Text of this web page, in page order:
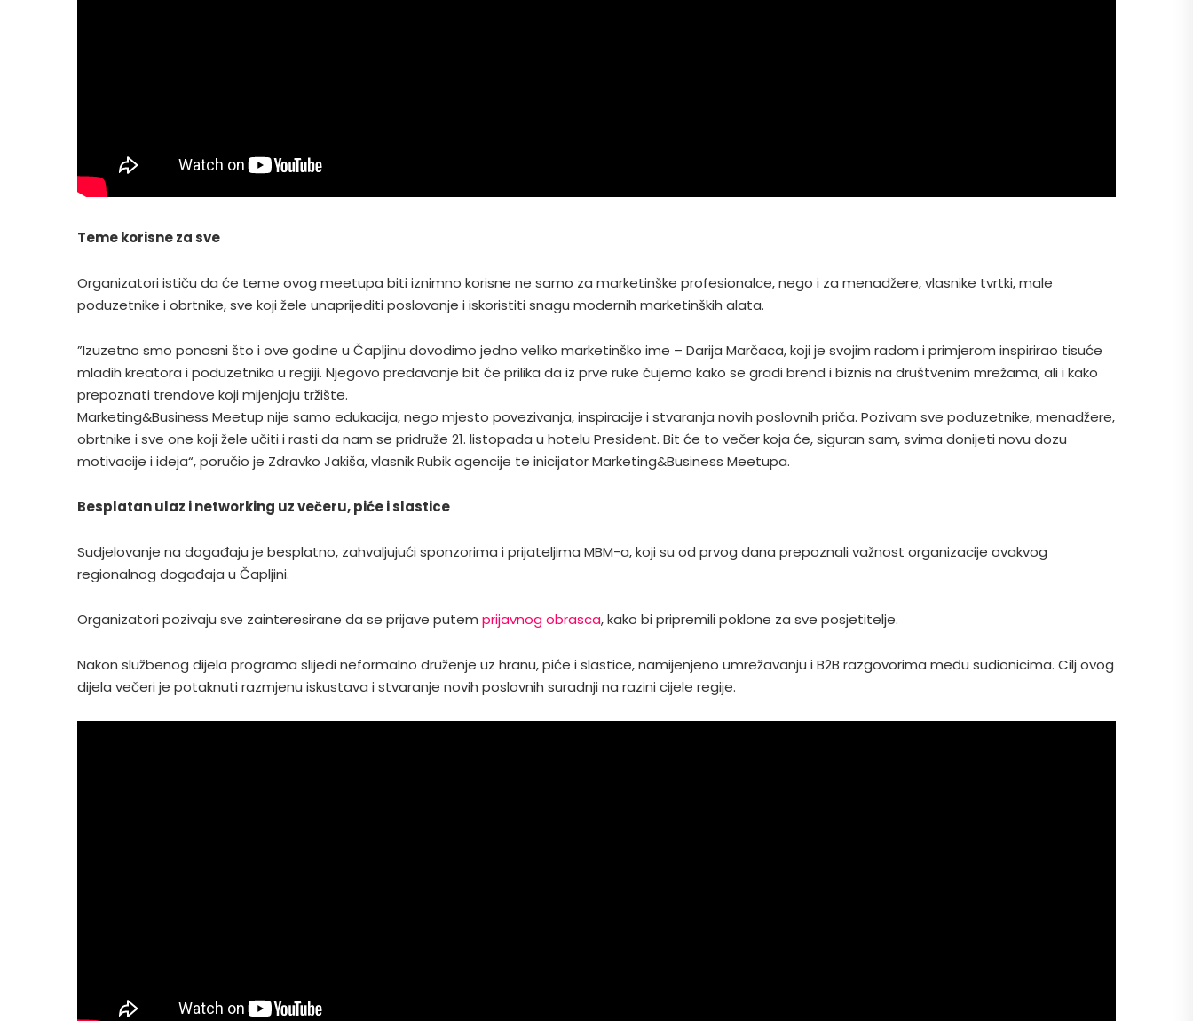
Teme korisne za sve
Organizatori ističu da će teme ovog meetupa biti iznimno korisne ne samo za marketinške profesionalce, nego i za menadžere, vlasnike tvrtki, male
poduzetnike i obrtnike, sve koji žele unaprijediti poslovanje i iskoristiti snagu modernih marketinških alata.
”Izuzetno smo ponosni što i ove godine u Čapljinu dovodimo jedno veliko marketinško ime – Darija Marčaca, koji je svojim radom i primjerom inspirirao tisuće
mladih kreatora i poduzetnika u regiji. Njegovo predavanje bit će prilika da iz prve ruke čujemo kako se gradi brend i biznis na društvenim mrežama, ali i kako
prepoznati trendove koji mijenjaju tržište.
Marketing&Business Meetup nije samo edukacija, nego mjesto povezivanja, inspiracije i stvaranja novih poslovnih priča. Pozivam sve poduzetnike, menadžere,
obrtnike i sve one koji žele učiti i rasti da nam se pridruže 21. listopada u hotelu President. Bit će to večer koja će, siguran sam, svima donijeti novu dozu
motivacije i ideja“, poručio je Zdravko Jakiša, vlasnik Rubik agencije te inicijator Marketing&Business Meetupa.
Besplatan ulaz i networking uz večeru, piće i slastice
Sudjelovanje na događaju je besplatno, zahvaljujući sponzorima i prijateljima MBM-a, koji su od prvog dana prepoznali važnost organizacije ovakvog
regionalnog događaja u Čapljini.
Organizatori pozivaju sve zainteresirane da se prijave putem prijavnog obrasca, kako bi pripremili poklone za sve posjetitelje.
Nakon službenog dijela programa slijedi neformalno druženje uz hranu, piće i slastice, namijenjeno umrežavanju i B2B razgovorima među sudionicima. Cilj ovog
dijela večeri je potaknuti razmjenu iskustava i stvaranje novih poslovnih suradnji na razini cijele regije.